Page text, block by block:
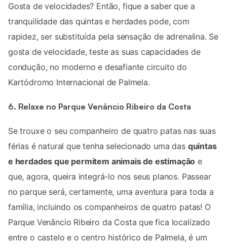
Gosta de velocidades? Então, fique a saber que a
tranquilidade das quintas e herdades pode, com
rapidez, ser substituída pela sensação de adrenalina. Se
gosta de velocidade, teste as suas capacidades de
condução, no moderno e desafiante circuito do
Kartódromo Internacional de Palmela.
6. Relaxe no Parque Venâncio Ribeiro da Costa
Se trouxe o seu companheiro de quatro patas nas suas
férias é natural que tenha selecionado uma das quintas
e herdades que permitem animais de estimação e
que, agora, queira integrá-lo nos seus planos. Passear
no parque será, certamente, uma aventura para toda a
família, incluindo os companheiros de quatro patas! O
Parque Venâncio Ribeiro da Costa que fica localizado
entre o castelo e o centro histórico de Palmela, é um